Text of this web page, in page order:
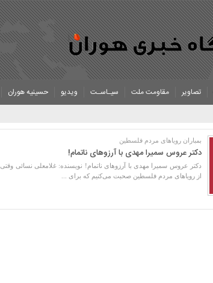
تصاویر مقاومت ملت سیـاسـت ویدیو حسینیه هوران
بمباران رویاهای مردم فلسطین
دکتر عروس سمیرا مهدی با آرزوهای ناتمام!
دکتر عروس سمیرا مهدی با آرزوهای ناتمام! نویسنده: غلامعلی نسائی
از رویاهای مردم فلسطین صحبت می‌کنیم که برای ...